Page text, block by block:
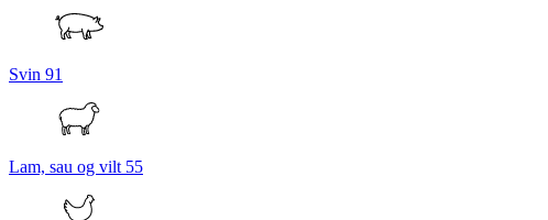
Svin 91
Lam, sau og vilt 55